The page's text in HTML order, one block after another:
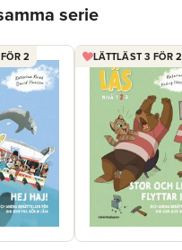
serie
2 LÄTTLÄST 3 FÖR 2